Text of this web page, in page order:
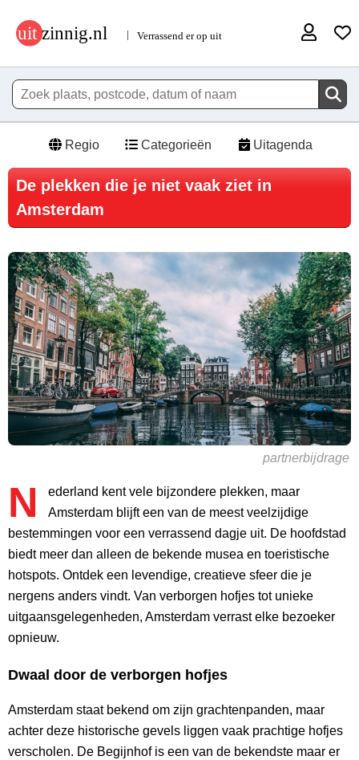
Regio Categorieën Uitagenda
De plekken die je niet vaak ziet in
Amsterdam
partnerbijdrage
N
ederland kent vele bijzondere plekken, maar
Amsterdam blijft een van de meest veelzijdige
bestemmingen voor een verrassend dagje uit. De hoofdstad
biedt meer dan alleen de bekende musea en toeristische
hotspots. Ontdek een levendige, creatieve sfeer die je
nergens anders vindt. Van verborgen hofjes tot unieke
uitgaansgelegenheden, Amsterdam verrast elke bezoeker
opnieuw.
Dwaal door de verborgen hofjes
Amsterdam staat bekend om zijn grachtenpanden, maar
achter deze historische gevels liggen vaak prachtige hofjes
verscholen. De Begijnhof is een van de bekendste maar er